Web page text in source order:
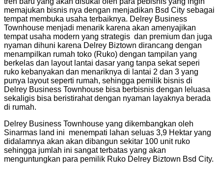
memajukan bisnis nya dengan menjadikan Bsd City sebagai
tempat membuka usaha terbaiknya. Delrey Business
Townhouse menjadi menarik karena akan amenyajikan
tempat usaha modern yang strategis dan premium dan juga
nyaman dihuni karena Delrey Biztown dirancang dengan
menampilkan rumah toko (Ruko) dengan tampilan yang
berkelas dan layout lantai dasar yang tanpa sekat seperi
ruko kebanyakan dan menariknya di lantai 2 dan 3 yang
punya layout seperti rumah, sehingga pemilik bisnis di
Delrey Business Townhouse bisa berbisnis dengan leluasa
sekaligis bisa beristirahat dengan nyaman layaknya berada
di rumah.
Delrey Business Townhouse yang dikembangkan oleh
Sinarmas land ini menempati lahan seluas 3,9 Hektar yang
didalamnya akan akan dibangun sekitar 100 unit ruko
sehingga jumlah ini sangat terbatas yang akan
menguntungkan para pemilik Ruko Delrey Biztown Bsd City.